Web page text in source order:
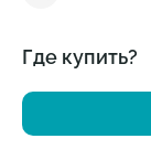
Где купить?